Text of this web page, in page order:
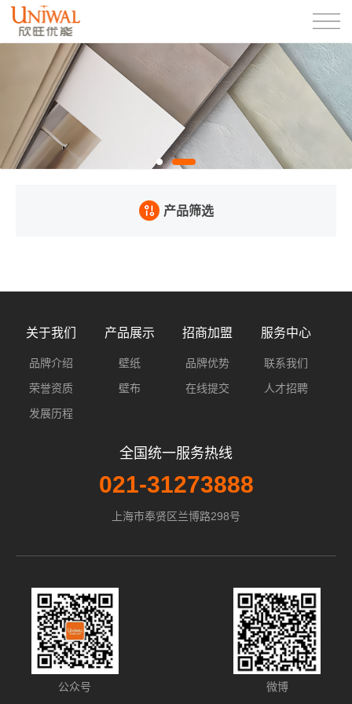
产品筛选
关于我们
品牌介绍
荣誉资质
发展历程
产品展示
壁纸
壁布
招商加盟
品牌优势
在线提交
服务中心
联系我们
人才招聘
全国统一服务热线
021-31273888
上海市奉贤区兰博路298号
公众号 微博